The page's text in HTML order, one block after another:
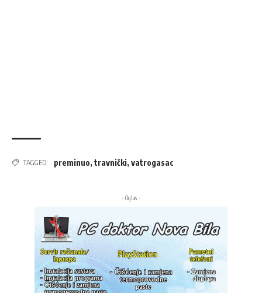
TAGGED: preminuo, travnički, vatrogasac
- Oglas -